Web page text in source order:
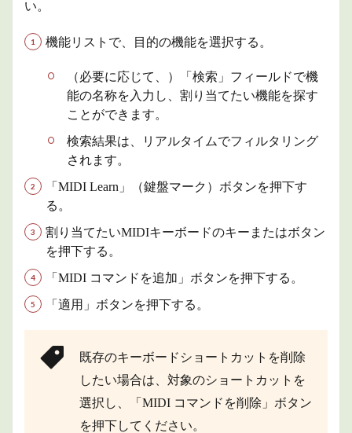
い。
機能リストで、目的の機能を選択する。
（必要に応じて、）「検索」フィールドで機
能の名称を入力し、割り当てたい機能を探す
ことができます。
検索結果は、リアルタイムでフィルタリング
されます。
「MIDI Learn」（鍵盤マーク）ボタンを押下す
る。
割り当てたいMIDIキーボードのキーまたはボタン
を押下する。
「MIDI コマンドを追加」ボタンを押下する。
「適用」ボタンを押下する。
既存のキーボードショートカットを削除
したい場合は、対象のショートカットを
選択し、「MIDI コマンドを削除」ボタン
を押下してください。